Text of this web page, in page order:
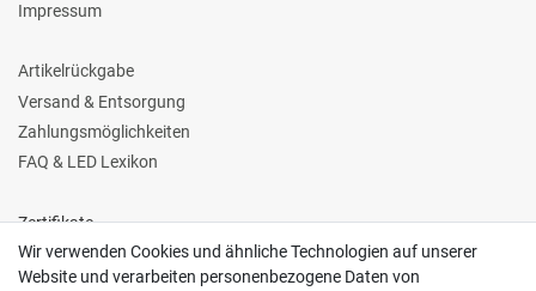
Impressum
Artikelrückgabe
Versand & Entsorgung
Zahlungsmöglichkeiten
FAQ & LED Lexikon
Zertifikate
Wir verwenden Cookies und ähnliche Technologien auf unserer
Website und verarbeiten personenbezogene Daten von